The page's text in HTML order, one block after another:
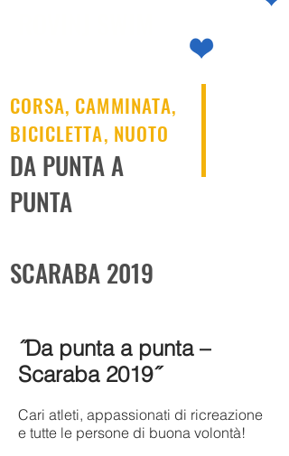
CORSA, CAMMINATA,
BICICLETTA, NUOTO
DA PUNTA A
PUNTA
SCARABA 2019
˝Da punta a punta –
Scaraba 2019˝
Cari atleti, appassionati di ricreazione
e tutte le persone di buona volontà!